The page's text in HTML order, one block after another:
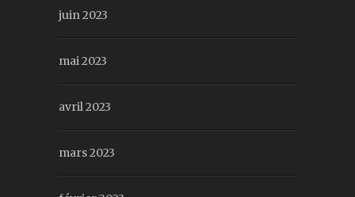
juin 2023
mai 2023
avril 2023
mars 2023